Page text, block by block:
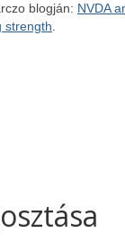
blogján: NVDA
strength